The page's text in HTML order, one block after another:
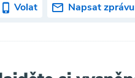
Volat Napsat zprávu